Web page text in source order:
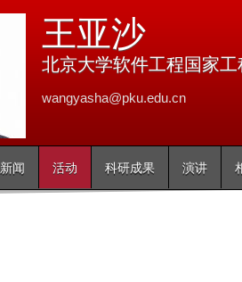
到
主
王亚沙
北京大学软件工程国家
wangyasha@pku.edu.cn
新闻 活动 科研成果 演讲